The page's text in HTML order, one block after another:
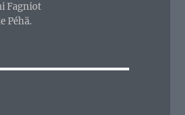
Fagniot
Péhä.